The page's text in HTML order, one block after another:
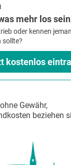
mehr los
oder kennen
sollte?
kostenlos
Gewähr,
beziehen